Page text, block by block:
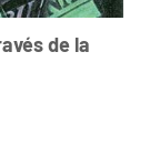
de la